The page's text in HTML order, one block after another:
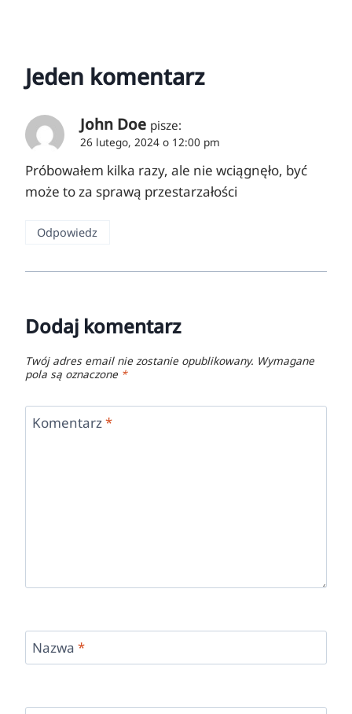
Jeden komentarz
John Doe pisze:
26 lutego, 2024 o 12:00 pm
Próbowałem kilka razy, ale nie wciągnęło, być
może to za sprawą przestarzałości
Odpowiedz
Dodaj komentarz
Twój adres email nie zostanie opublikowany. Wymagane
pola są oznaczone *
Komentarz*
Nazwa *